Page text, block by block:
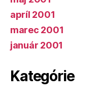
apríl 2001
marec 2001
január 2001
Kategórie